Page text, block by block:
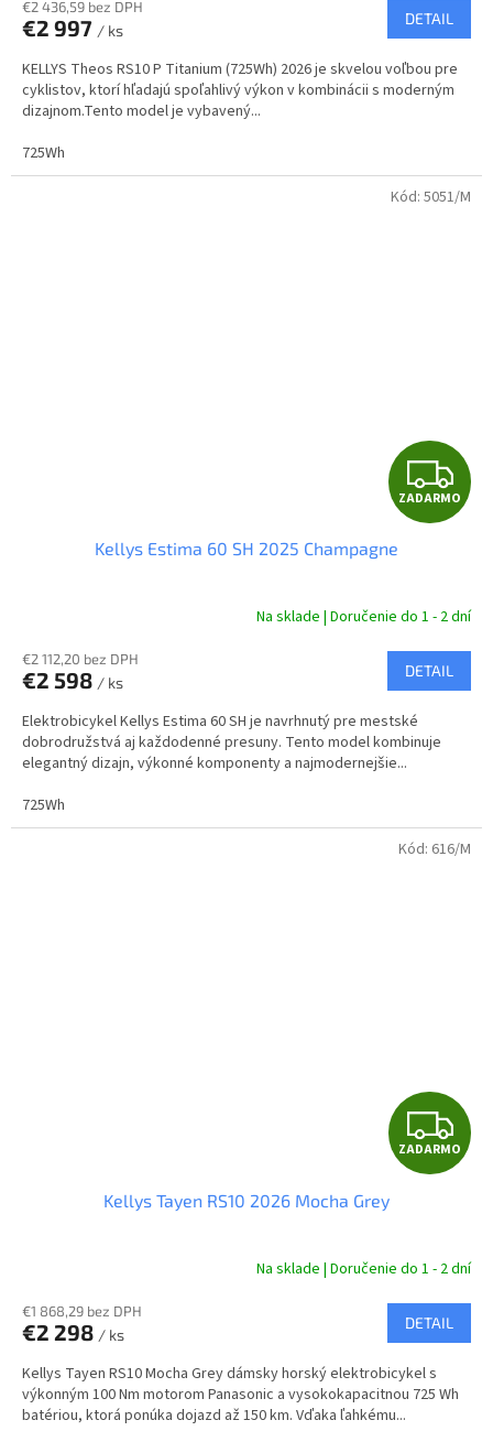
M
O
€2 436,59 bez DPH
€2 997 / ks
DETAIL
KELLYS Theos RS10 P Titanium (725Wh) 2026 je skvelou voľbou pre
cyklistov, ktorí hľadajú spoľahlivý výkon v kombinácii s moderným
dizajnom.Tento model je vybavený...
725Wh
Z
A
A
R
M
ZADARMO
Kellys Estima 60 SH 2025 Champagne
Na sklade | Doručenie do 1 - 2 dní
€2 112,20 bez DPH
€2 598 / ks
DETAIL
Elektrobicykel Kellys Estima 60 SH je navrhnutý pre mestské
dobrodružstvá aj každodenné presuny. Tento model kombinuje
elegantný dizajn, výkonné komponenty a najmodernejšie...
725Wh
Kód: 5051/M
Z
A
A
R
M
O
ZADARMO
Kellys Tayen RS10 2026 Mocha Grey
Na sklade | Doručenie do 1 - 2 dní
€1 868,29 bez DPH
€2 298 / ks
DETAIL
Kellys Tayen RS10 Mocha Grey dámsky horský elektrobicykel s
výkonným 100 Nm motorom Panasonic a vysokokapacitnou 725 Wh
batériou, ktorá ponúka dojazd až 150 km. Vďaka ľahkému...
Kód: 616/M